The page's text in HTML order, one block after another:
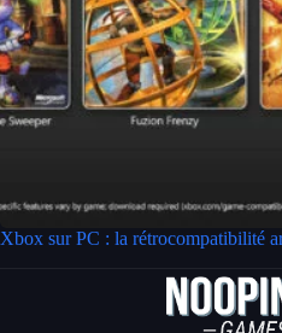
Xbox sur PC : la rétrocompatibilité